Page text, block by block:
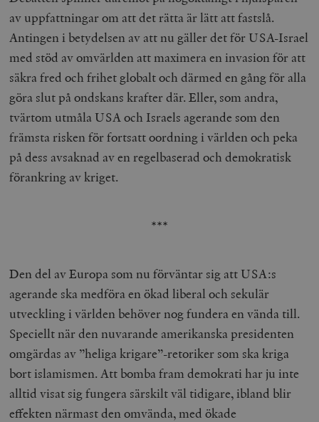
av uppfattningar om att det rätta är lätt att fastslå.
Antingen i betydelsen av att nu gäller det för USA-Israel
med stöd av omvärlden att maximera en invasion för att
säkra fred och frihet globalt och därmed en gång för alla
göra slut på ondskans krafter där. Eller, som andra,
tvärtom utmåla USA och Israels agerande som den
främsta risken för fortsatt oordning i världen och peka
på dess avsaknad av en regelbaserad och demokratisk
förankring av kriget.
***
Den del av Europa som nu förväntar sig att USA:s
agerande ska medföra en ökad liberal och sekulär
utveckling i världen behöver nog fundera en vända till.
Speciellt när den nuvarande amerikanska presidenten
omgärdas av ”heliga krigare”-retoriker som ska kriga
bort islamismen. Att bomba fram demokrati har ju inte
alltid visat sig fungera särskilt väl tidigare, ibland blir
effekten närmast den omvända, med ökade